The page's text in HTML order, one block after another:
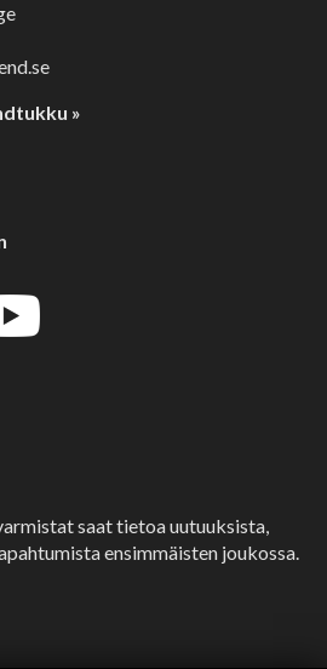
»
saat tietoa uutuuksista,
ensimmäisten joukossa.